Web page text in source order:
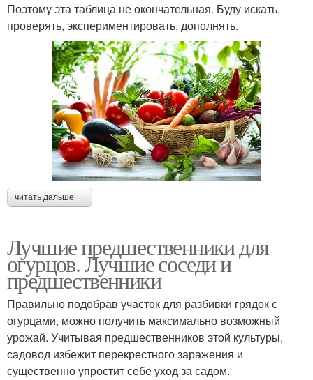
Поэтому эта таблица не окончательная. Буду искать,
проверять, экспериментировать, дополнять.
читать дальше →
Лучшие предшественники для
огурцов. Лучшие соседи и
предшественники
Правильно подобрав участок для разбивки грядок с
огурцами, можно получить максимально возможный
урожай. Учитывая предшественников этой культуры,
садовод избежит перекрестного заражения и
существенно упростит себе уход за садом.